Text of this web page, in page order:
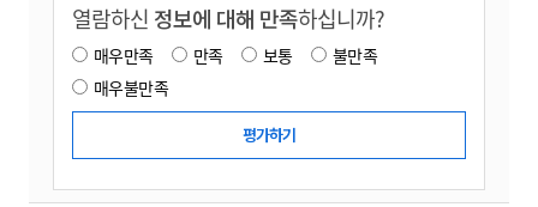
열람하신 정보에 대해 만족하십니까?
매우만족 만족 보통
불만족
매우불만족